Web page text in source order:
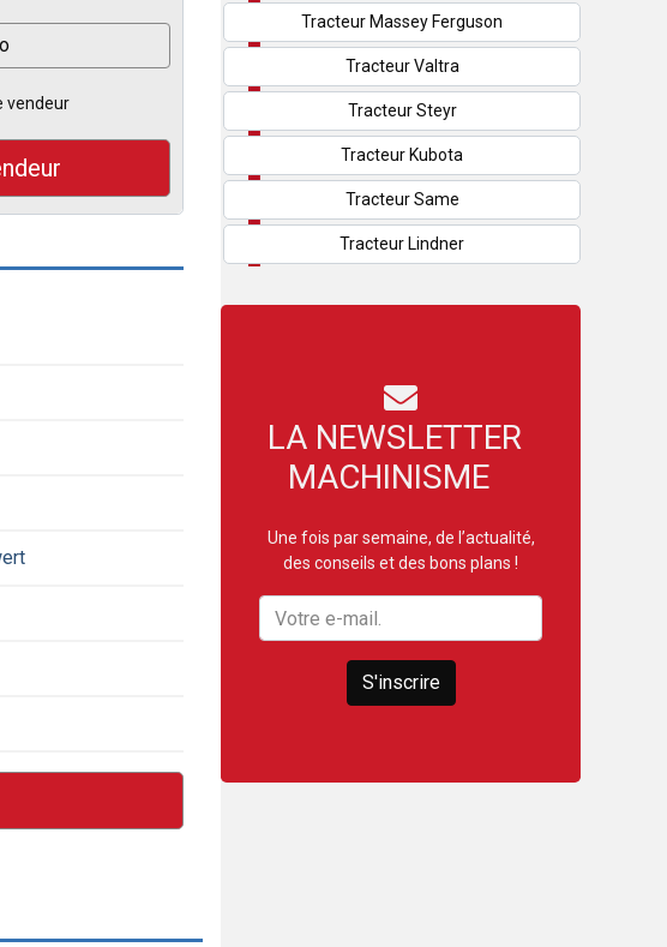
vendeur
Tracteur Massey Ferguson
Tracteur Valtra
Tracteur Steyr
Tracteur Kubota
Tracteur Same
Tracteur Lindner
LA NEWSLETTER
MACHINISME
Une fois par semaine, de l’actualité,
des conseils et des bons plans !
S'inscrire